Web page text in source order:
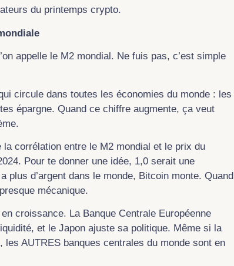
du printemps crypto.
appelle le M2 mondial. Ne fuis pas, c’est simple
circule dans toutes les économies du monde : les
épargne. Quand ce chiffre augmente, ça veut
la corrélation entre le M2 mondial et le prix du
Pour te donner une idée, 1,0 serait une
plus d’argent dans le monde, Bitcoin monte. Quand
mécanique.
croissance. La Banque Centrale Européenne
et le Japon ajuste sa politique. Même si la
AUTRES banques centrales du monde sont en